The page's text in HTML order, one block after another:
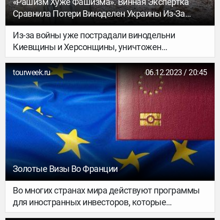
Сравнила Потери Виноделен Украины Из-За
Нападения России С Потерями Франции Во
Второй Мировой Войне
Из-за войны уже пострадали винодельни
Киевщины и Херсонщины, уничтожен
Гостомельский стеклозавод.
tourweek.ru 06.12.2023 / 20:45
Золотые Визы Во Франции
Во многих странах мира действуют программы
для иностранных инвесторов, которые
позволяют оформлять резидентство в обмен на